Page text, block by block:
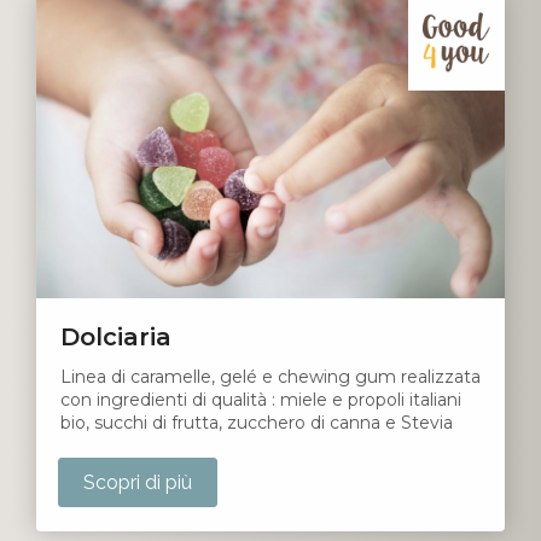
Dolciaria
Linea di caramelle, gelé e chewing gum realizzata
con ingredienti di qualità : miele e propoli italiani
bio, succhi di frutta, zucchero di canna e Stevia
Scopri di più